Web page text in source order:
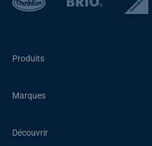
Produits
Marques
Découvrir